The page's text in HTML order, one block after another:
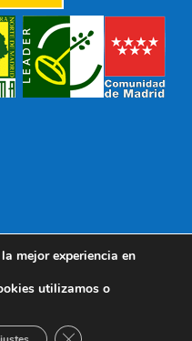
del RicónDiseño EDB|
reservados
mejor experiencia en
utilizamos o
Cerrar el banner de